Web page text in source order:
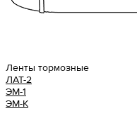
Ленты тормозные
ЛАТ-2
ЭМ-1
ЭМ-К